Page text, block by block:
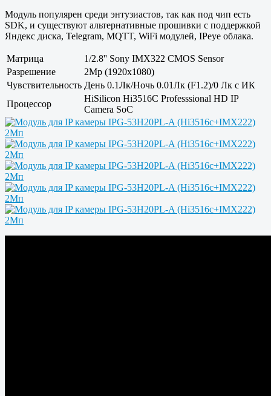
Модуль популярен среди энтузиастов, так как под чип есть
SDK, и существуют альтернативные прошивки с поддержкой
Яндекс диска, Telegram, MQTT, WiFi модулей, IPeye облака.
Матрица
1/2.8'' Sony IMX322 CMOS Sensor
Разрешение
2Mp (1920x1080)
Чувствительность День 0.1Лк/Ночь 0.01Лк (F1.2)/0 Лк с ИК
Процессор
HiSilicon Hi3516C Professsional HD IP
Camera SoC